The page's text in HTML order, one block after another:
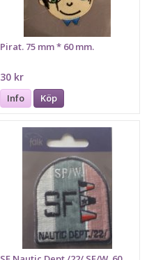
Pirat. 75 mm * 60 mm.
30 kr
Info Köp